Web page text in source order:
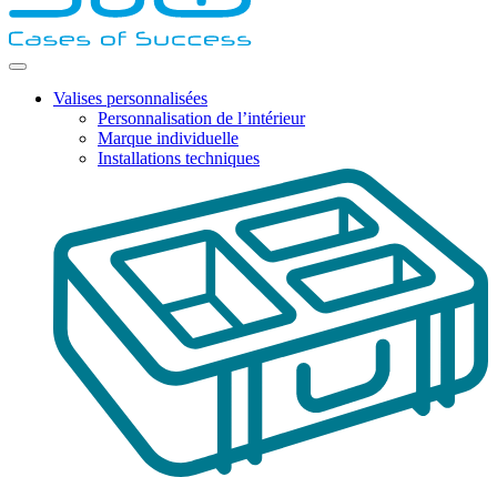
Valises personnalisées
Personnalisation de l’intérieur
Marque individuelle
Installations techniques